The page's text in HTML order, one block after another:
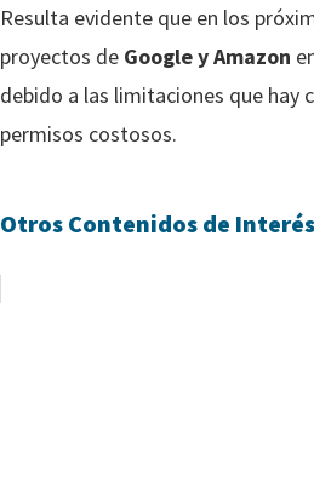
Resulta evidente que en los
proyectos de Google y Amazon
debido a las limitaciones que hay
permisos costosos.
Otros Contenidos de